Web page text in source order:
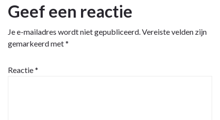
Geef een reactie
Je e-mailadres wordt niet gepubliceerd. Vereiste velden zijn
gemarkeerd met*
Reactie*